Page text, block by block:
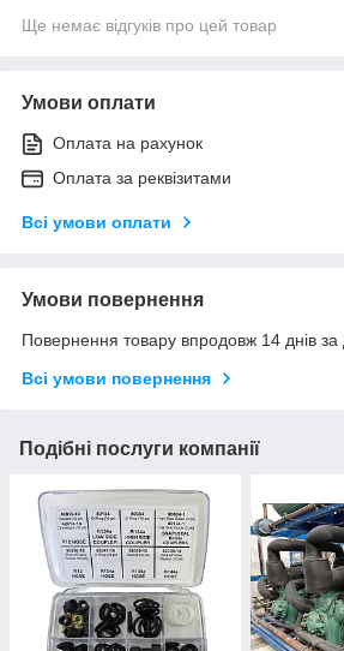
Ще немає відгуків про цей товар
Умови оплати
Оплата на рахунок
Оплата за реквізитами
Всі умови оплати
Умови повернення
Повернення товару впродовж 14 днів за
Всі умови повернення
Подібні послуги компанії